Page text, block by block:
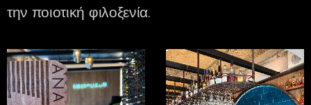
την ποιοτική φιλοξενία.